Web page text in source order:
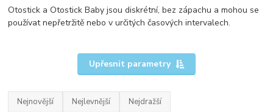
Otostick a Otostick Baby jsou diskrétní, bez zápachu a mohou se
používat nepřetržitě nebo v určitých časových intervalech.
Upřesnit parametry
Nejnovější Nejlevnější Nejdražší